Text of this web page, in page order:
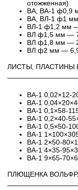
отожженная)
ВА, ВА-1 ф0,9
ВА, ВЛ-1 ф1 мм
ВЛ-1 ф1,2 мм —
ВЛ ф1,5 мм —
ВЛ ф1,8 мм —
ВЛ ф2 мм —
ЛИСТЫ, ПЛАСТИНЫ
ВА-1 0,02×12-
ВА-1
ВА-1 0,1×58-
ВА-1 0,2×40-
ВА-1 0,5×50-
ВА-1
ВА-1 2×50-
ВА-1 4×35-
ВА-1 9×65-
ПЛЮЩЕНКА